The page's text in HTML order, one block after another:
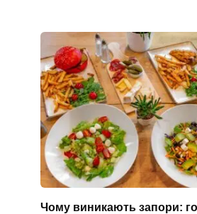
Чому виникають запори: